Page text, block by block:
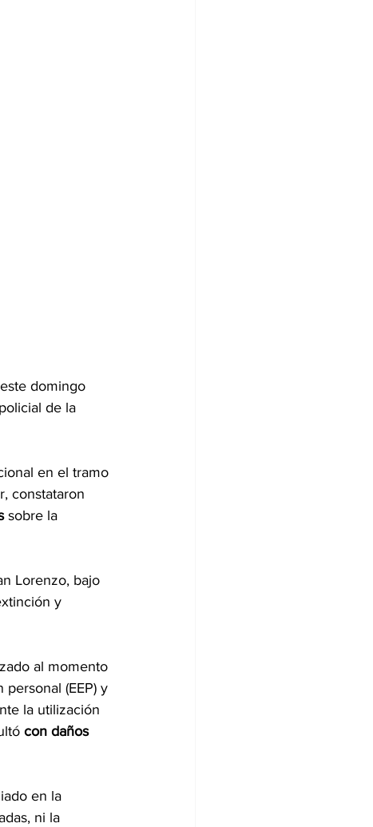
domingo
de la
en el tramo
constataron
sobre la
Lorenzo, bajo
y
al momento
(EEP) y
la utilización
con daños
en la
ni la